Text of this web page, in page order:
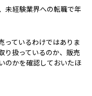
未経験業界への転職で年
っているわけではありま
り扱っているのか、販売
のかを確認しておいたほ